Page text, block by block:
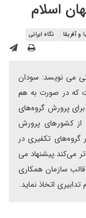
اسلام
و آفریقا نگاه ایرانی
می نویسد: سودان
که در صورت به هم
پرورش گروه‌های
کشورهای پرورش
تکفیری در
می‌کند.پیشنهاد می
سازمان همکاری‌